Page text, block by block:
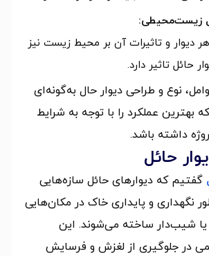
زیست‌محیطی:
دیوار و تاثیرات آن بر محیط زیست نیز
حائل تاثیر دارد.
نوع و طراحی دیوار حال به‌گونه‌ای
بهترین عملکرد را با توجه به شرایط
داشته باشد.
حائل
گفتیم که دیوارهای حائل سازه‌هایی
نگهداری و پایداری خاک در مکان‌هایی
یا شیب‌دار ساخته می‌شوند. این
در جلوگیری از لغزش و فرسایش